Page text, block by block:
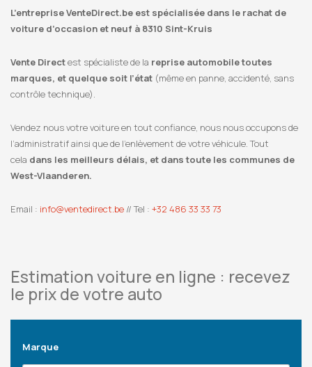
L’entreprise VenteDirect.be est spécialisée dans le rachat de
voiture d’occasion et neuf à 8310 Sint-Kruis
Vente Directest spécialiste de la reprise automobile toutes
marques, et quelque soit l’état (même en panne, accidenté, sans
contrôle technique).
Vendez nous votre voiture en tout confiance, nous nous occupons de
l’administratif ainsi que de l’enlèvement de votre véhicule. Tout
cela dans les meilleurs délais, et dans toute les communes de
West-Vlaanderen.
Email : info@ventedirect.be // Tel : +32 486 33 33 73
Estimation voiture en ligne : recevez
le prix de votre auto
Marque